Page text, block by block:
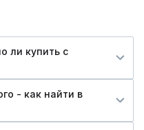
ли купить c
- как найти в